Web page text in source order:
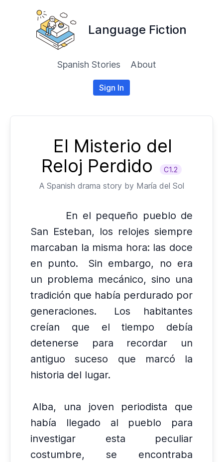
Language Fiction
Spanish Stories About
Sign In
El Misterio del
Reloj Perdido
C1.2
A Spanish drama story by María del Sol
En el pequeño pueblo de
San Esteban, los relojes siempre
marcaban la misma hora: las doce
en punto.
Sin embargo, no era
un problema mecánico, sino una
tradición que había perdurado por
generaciones.
Los habitantes
creían que el tiempo debía
detenerse para recordar un
antiguo suceso que marcó la
historia del lugar.
Alba, una joven periodista que
había llegado al pueblo para
investigar esta peculiar
costumbre, se encontraba